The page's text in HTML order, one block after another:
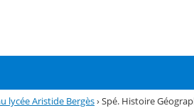
lycée Aristide Bergès›Spé. Histoire